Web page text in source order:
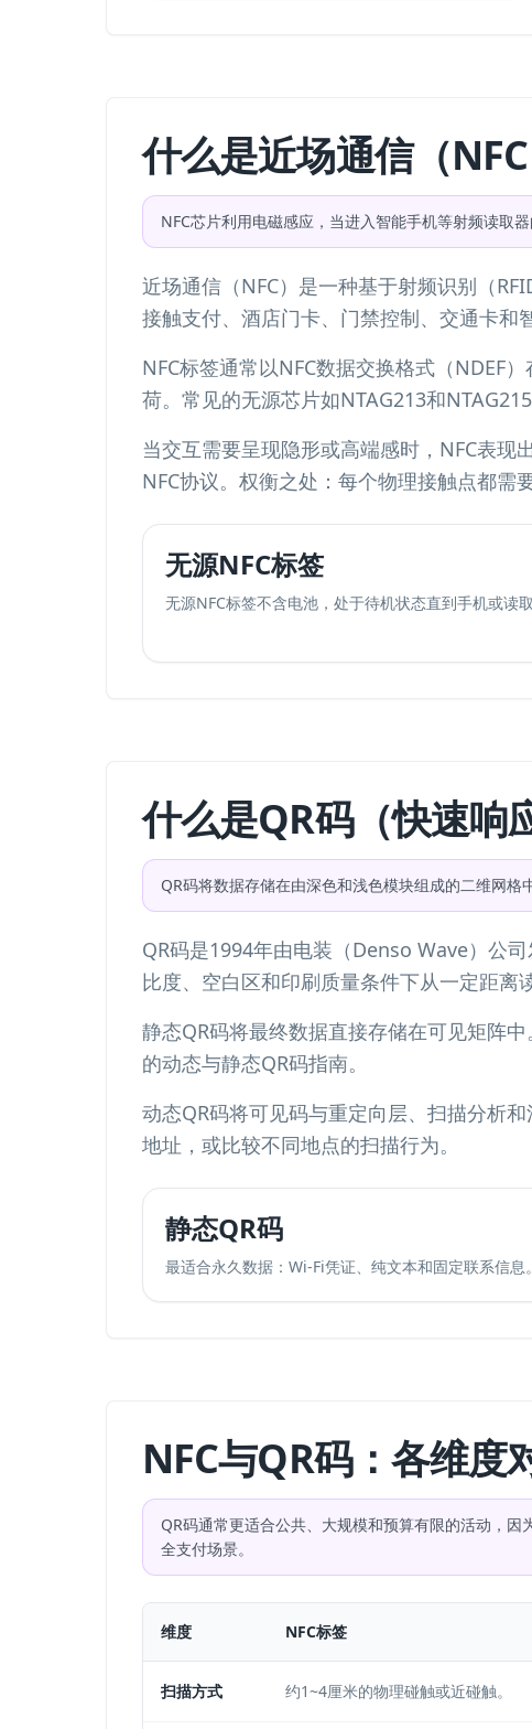
什么是近场通信（
NFC芯片利用电磁感应，当进入智能手机等射频读取
近场通信（NFC）是一种基于射频识别（
接触支付、酒店门卡、门禁控制、交通卡和
NFC标签通常以NFC数据交换格式（NDEF
荷。常见的无源芯片如NTAG213和
当交互需要呈现隐形或高端感时，NFC表现
NFC协议。权衡之处：每个物理接触点都需
无源NFC标签
无源NFC标签不含电池，处于待机状态直到手机或读
什么是QR码（快速响
QR码将数据存储在由深色和浅色模块组成的二维网
QR码是1994年由电装（Denso Wave）公
比度、空白区和印刷质量条件下从一定距离读
静态QR码将最终数据直接存储在可见矩阵
的动态与静态QR码指南。
动态QR码将可见码与重定向层、扫描分析
地址，或比较不同地点的扫描行为。
静态QR码
最适合永久数据：Wi-Fi凭证、纯文本和固定联系信息。
NFC与QR码：各维度
QR码通常更适合公共、大规模和预算有限的活动，
全支付场景。
维度 NFC标签
扫描方式 约1~4厘米的物理碰触或近碰触。